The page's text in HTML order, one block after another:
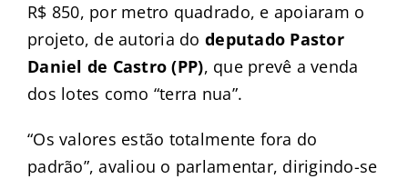
R$ 850, por metro quadrado, e apoiaram o
projeto, de autoria dodeputado Pastor
Daniel de Castro (PP), que prevê a venda
dos lotes como “terra nua”.
“Os valores estão totalmente fora do
padrão”, avaliou o parlamentar, dirigindo-se